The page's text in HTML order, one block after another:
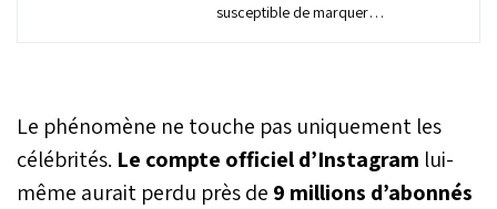
susceptible de marquer
portaient une lourde
responsabilité dans les
mentale d’une
Le phénomène ne touche pas uniquement les
célébrités. Le compte officiel d’Instagram lui-
même aurait perdu près de 9 millions d’abonnés